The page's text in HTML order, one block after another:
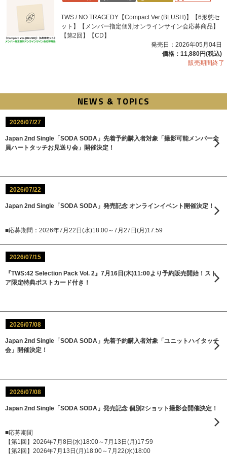
TWS / NO TRAGEDY【Compact Ver.(BLUSH)】【6形態セ
ット】【メンバー指定個別オンラインサイン会応募商品】
【第2回】【CD】
発売日：2026年05月04日
価格：11,880円(税込)
販売期間終了
NEWS & TOPICS
2026/07/27
Japan 2nd Single「SODA SODA」先着予約購入者対象「撮影可能メンバー全
員ハートタッチお見送り会」開催決定！
2026/07/22
Japan 2nd Single「SODA SODA」発売記念 オンラインイベント開催決定！
■応募期間：2026年7月22日(水)18:00～7月27日(月)17:59
2026/07/15
『TWS:42 Selection Pack Vol. 2』7月16日(木)11:00より予約販売開始！スト
ア限定特典ポストカード付き！
2026/07/08
Japan 2nd Single「SODA SODA」先着予約購入者対象「ユニットハイタッチ
会」開催決定！
2026/07/08
Japan 2nd Single「SODA SODA」発売記念 個別2ショット撮影会開催決定！
■応募期間
【第1回】2026年7月8日(水)18:00～7月13日(月)17:59
【第2回】2026年7月13日(月)18:00～7月22(水)18:00